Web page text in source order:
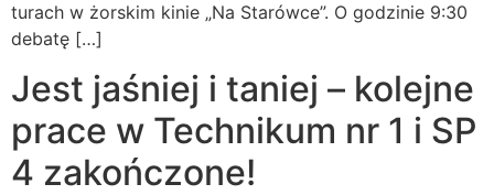
turach w żorskim kinie „Na Starówce”. O godzinie 9:30
debatę […]
Jest jaśniej i taniej – kolejne
prace w Technikum nr 1 i SP
4 zakończone!